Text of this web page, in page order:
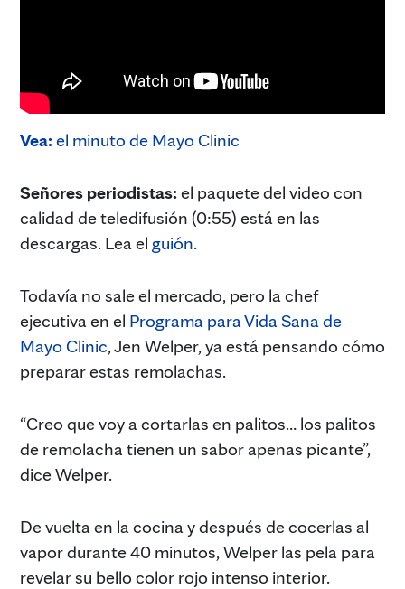
Vea:el minuto de Mayo Clinic
Señores periodistas:el paquete del video con
calidad de teledifusión (0:55) está en las
descargas. Lea el guión.
Todavía no sale el mercado, pero la chef
ejecutiva en el Programa para Vida Sana de
Mayo Clinic, Jen Welper, ya está pensando cómo
preparar estas remolachas.
“Creo que voy a cortarlas en palitos… los palitos
de remolacha tienen un sabor apenas picante”,
dice Welper.
De vuelta en la cocina y después de cocerlas al
vapor durante 40 minutos, Welper las pela para
revelar su bello color rojo intenso interior.